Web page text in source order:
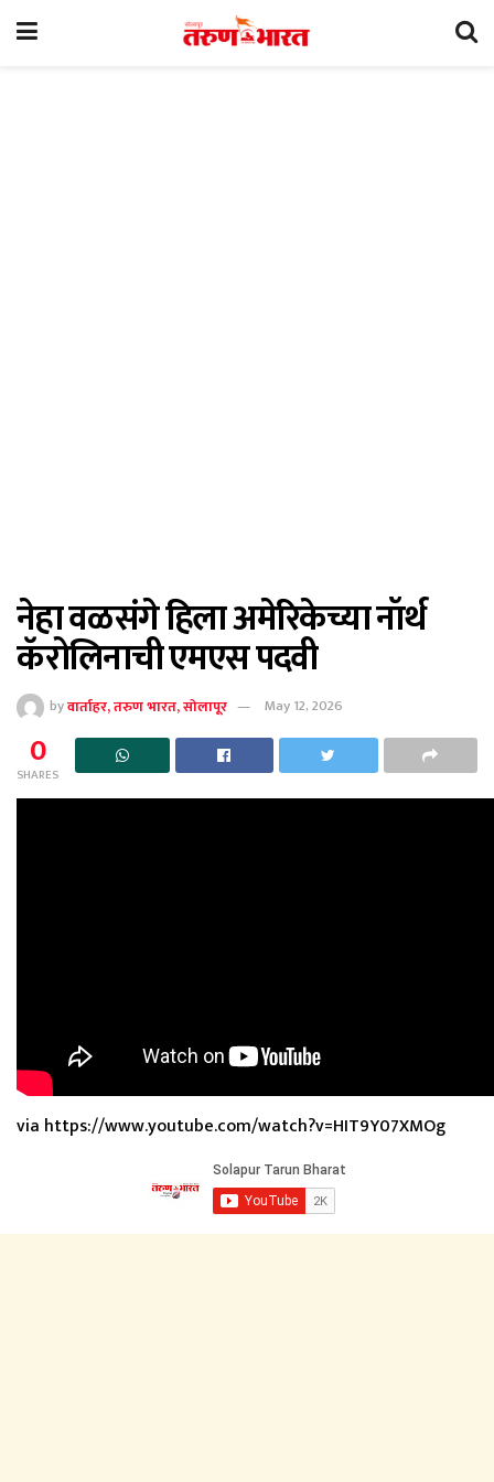
नेहा वळसंगे हिला अमेरिकेच्या नॉर्थ
कॅरोलिनाची एमएस पदवी
byवार्ताहर, तरुण भारत, सोलापूर May 12, 2026
0
SHARES
via https://www.youtube.com/watch?v=HIT9Y07XMOg